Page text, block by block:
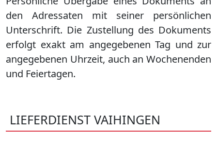
den Adressaten mit seiner persönlichen
Unterschrift. Die Zustellung des Dokuments
erfolgt exakt am angegebenen Tag und zur
angegebenen Uhrzeit, auch an Wochenenden
und Feiertagen.
LIEFERDIENST VAIHINGEN